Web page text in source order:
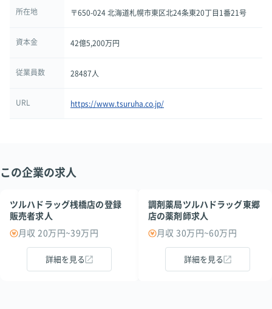
所在地 〒650-024 北海道札幌市東区北24条東20丁目1番21号
資本金 42億5,200万円
従業員数 28487人
URL https://www.tsuruha.co.jp/
この企業の求人
ツルハドラッグ桟橋店の登録
販売者求人
月収 20万円~39万円
詳細を見る
調剤薬局ツルハドラッグ東郷
店の薬剤師求人
月収 30万円~60万円
詳細を見る